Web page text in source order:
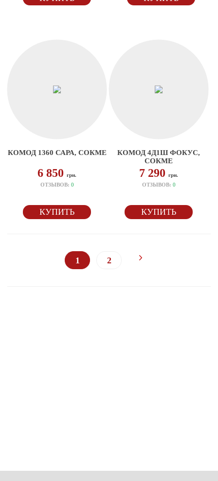
КОМОД 1360 САРА, СОКМЕ
6 850грн.
ОТЗЫВОВ: 0
КУПИТЬ
КОМОД 4Д1Ш ФОКУС,
СОКМЕ
7 290грн.
ОТЗЫВОВ: 0
КУПИТЬ
1 2